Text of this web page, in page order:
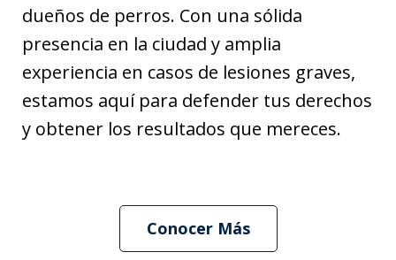
dueños de perros. Con una sólida
presencia en la ciudad y amplia
experiencia en casos de lesiones graves,
estamos aquí para defender tus derechos
y obtener los resultados que mereces.
Conocer Más